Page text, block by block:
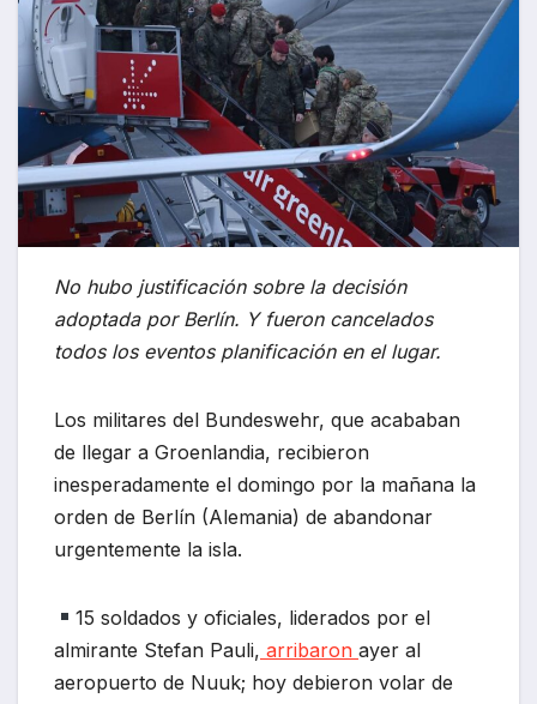
No hubo justificación sobre la decisión
adoptada por Berlín. Y fueron cancelados
todos los eventos planificación en el lugar.
Los militares del Bundeswehr, que acababan
de llegar a Groenlandia, recibieron
inesperadamente el domingo por la mañana la
orden de Berlín (Alemania) de abandonar
urgentemente la isla.
15 soldados y oficiales, liderados por el
almirante Stefan Pauli, arribaron ayer al
aeropuerto de Nuuk; hoy debieron volar de